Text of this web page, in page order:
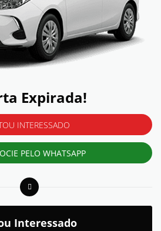
Expirada!
INTERESSADO
PELO WHATSAPP
Interessado